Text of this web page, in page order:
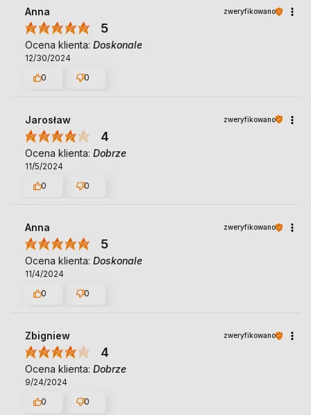
Anna zweryfikowano
5
Ocena klienta: Doskonale
12/30/2024
0
0
Jarosław zweryfikowano
4
Ocena klienta: Dobrze
11/5/2024
0
0
Anna zweryfikowano
5
Ocena klienta: Doskonale
11/4/2024
0
0
Zbigniew zweryfikowano
4
Ocena klienta: Dobrze
9/24/2024
0
0